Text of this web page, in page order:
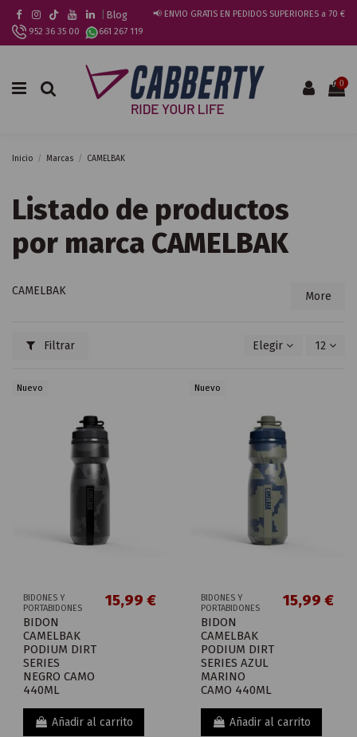
Blog
📢 ENVIO GRATIS EN PEDIDOS SUPERIORES a 70 €
952 36 35 00
661 267 119
0
Inicio Marcas CAMELBAK
Listado de productos
por marca CAMELBAK
CAMELBAK More
Filtrar Elegir 12
Nuevo
BIDONES Y
PORTABIDONES
BIDON
CAMELBAK
PODIUM DIRT
SERIES
NEGRO CAMO
440ML
15,99 €
Añadir al carrito
Nuevo
BIDONES Y
PORTABIDONES
BIDON
CAMELBAK
PODIUM DIRT
SERIES AZUL
MARINO
CAMO 440ML
15,99 €
Añadir al carrito